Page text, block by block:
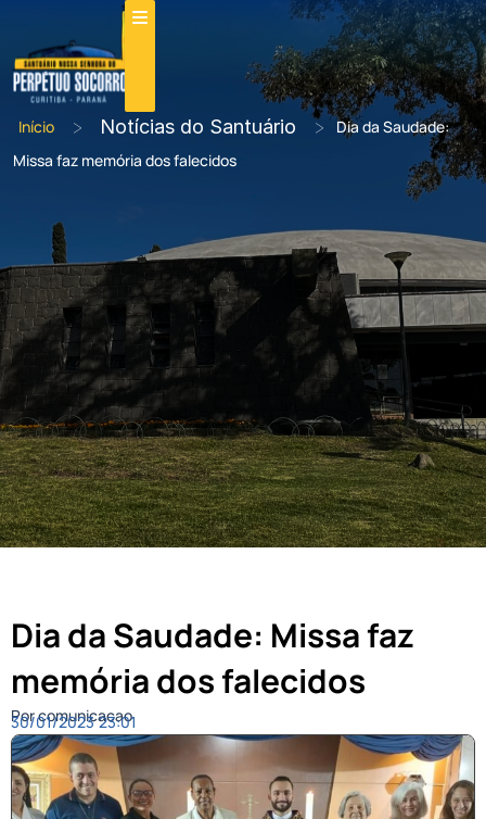
Início > Notícias do Santuário > Dia da Saudade:
Missa faz memória dos falecidos
Dia da Saudade: Missa faz
memória dos falecidos
Por comunicacao
30/01/2023 23:01